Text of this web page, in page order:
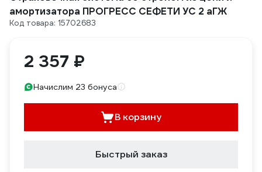
амортизатора ПРОГРЕСС СЕФЕТИ УС 2 аГЖ
Код товара: 15702683
2 357 ₽
Начислим 23 бонуса
В корзину
Быстрый заказ